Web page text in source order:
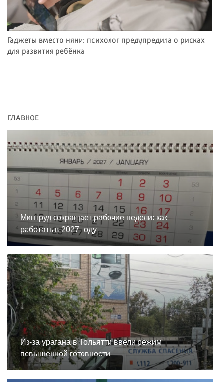
Гаджеты вместо няни: психолог предупредила о рисках
для развития ребёнка
ГЛАВНОЕ
Минтруд сокращает рабочие недели: как
работать в 2027 году
Из-за урагана в Тольятти ввели режим
повышенной готовности